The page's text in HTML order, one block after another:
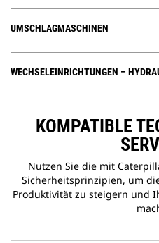
UMSCHLAGMASCHINEN
WECHSELEINRICHTUNGEN –
KOMPATIBLE
Nutzen Sie die mit
Sicherheitsprinzipien, um
Produktivität zu steigern und